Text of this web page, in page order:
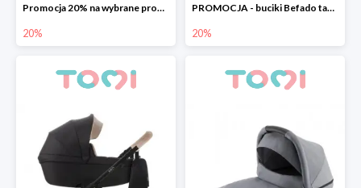
Promocja 20% na wybrane produkty Done by Deer
20%
PROMOCJA - buciki Befado taniej o 20%
20%